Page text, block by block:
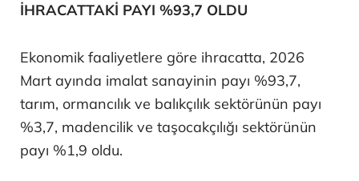
İHRACATTAKİ PAYI %93,7 OLDU
Ekonomik faaliyetlere göre ihracatta, 2026
Mart ayında imalat sanayinin payı %93,7,
tarım, ormancılık ve balıkçılık sektörünün payı
%3,7, madencilik ve taşocakçılığı sektörünün
payı %1,9 oldu.